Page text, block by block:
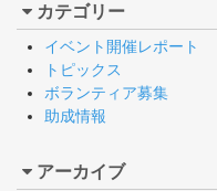
カテゴリー
イベント開催レポート
トピックス
ボランティア募集
助成情報
アーカイブ